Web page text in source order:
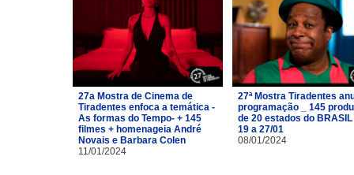
27a Mostra de Cinema de
Tiradentes enfoca a temática -
As formas do Tempo- + 145
filmes + homenageia André
Novais e Barbara Colen
11/01/2024
27ª Mostra Tiradentes
programação _ 145
de 20 estados do BRASIL
19 a 27/01
08/01/2024